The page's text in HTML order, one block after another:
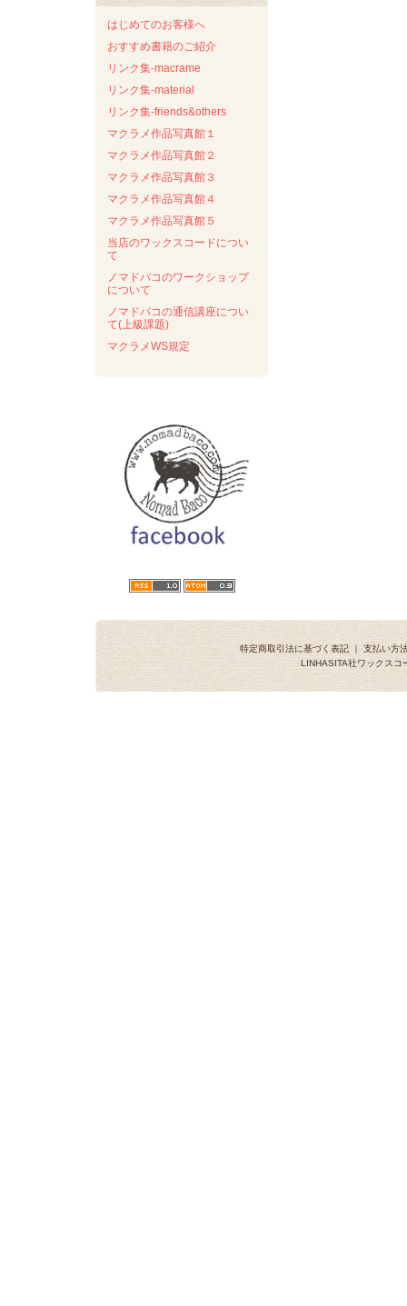
はじめてのお客様へ
おすすめ書籍のご紹介
リンク集-macrame
リンク集-material
リンク集-friends&others
マクラメ作品写真館１
マクラメ作品写真館２
マクラメ作品写真館３
マクラメ作品写真館４
マクラメ作品写真館５
当店のワックスコードについ
て
ノマドバコのワークショップ
について
ノマドバコの通信講座につい
て(上級課題)
マクラメWS規定
特定商取引法に基づく表記｜ 支払い方
LINHASITA社ワックスコ